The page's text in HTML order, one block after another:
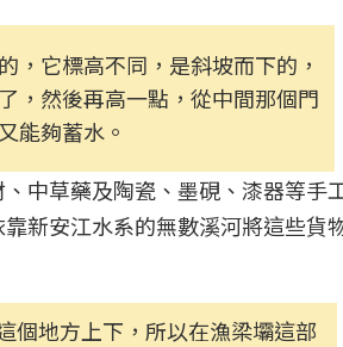
，它標高不同，是斜坡而下的，
，然後再高一點，從中間那個門
能夠蓄水。
中草藥及陶瓷、墨硯、漆器等手
新安江水系的無數溪河將這些貨
個地方上下，所以在漁梁壩這部